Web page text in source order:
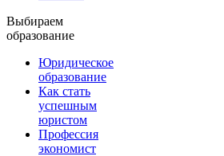
Выбираем
образование
Юридическое
образование
Как стать
успешным
юристом
Профессия
экономист